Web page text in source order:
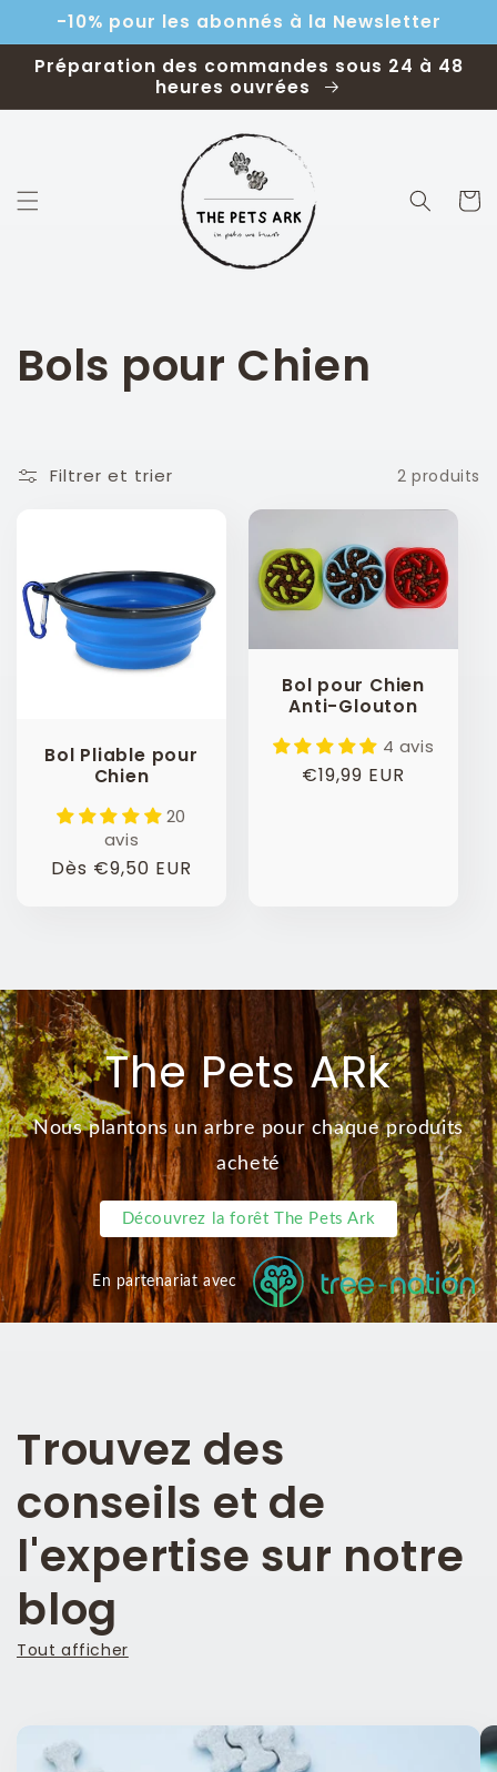
passer
au
contenu
-10% pour les abonnés à la Newsletter
Préparation des commandes sous 24 à 48
heures ouvrées
Panier
C
l
e
c
Bols pour Chien
Filtrer et trier 2 produits
Bol Pliable pour
Chien
20
avis
Prix
Dès €9,50 EUR
Bol pour Chien
Anti-Glouton
4 avis
Prix
€19,99 EUR
The Pets ARk
Nous plantons un arbre pour chaque produits
acheté
Découvrez la forêt The Pets Ark
En partenariat avec
Trouvez des
conseils et de
l'expertise sur notre
blog
Tout afficher